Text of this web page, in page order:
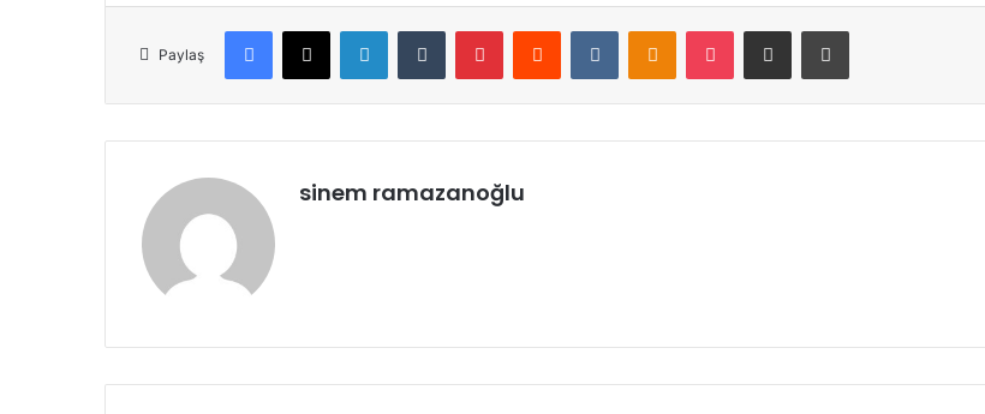
Paylaş
Facebook
X LinkedInTumblr PinterestReddit VKontakteOdnoklassniki
Pocket E-Posta ile paylaş Yazdır
sinem ramazanoğlu